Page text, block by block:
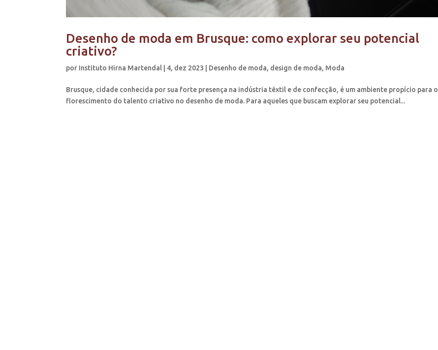
Desenho de moda em Brusque: como explorar seu potencial
criativo?
por Instituto Hirna Martendal 4, dez 2023 Desenho de moda, design de moda, Moda
Brusque, cidade conhecida por sua forte presença na indústria têxtil e de confecção, é um ambiente propício para o
florescimento do talento criativo no desenho de moda. Para aqueles que buscam explorar seu potencial...